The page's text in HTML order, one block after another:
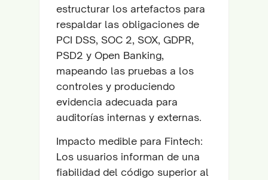
estructurar los artefactos para
respaldar las obligaciones de
PCI DSS, SOC 2, SOX, GDPR,
PSD2 y Open Banking,
mapeando las pruebas a los
controles y produciendo
evidencia adecuada para
auditorías internas y externas.
Impacto medible para Fintech:
Los usuarios informan de una
fiabilidad del código superior al